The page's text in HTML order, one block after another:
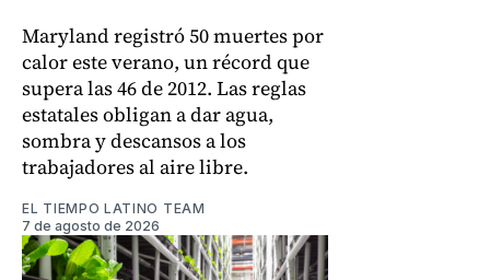
Maryland registró 50 muertes por
calor este verano, un récord que
supera las 46 de 2012. Las reglas
estatales obligan a dar agua,
sombra y descansos a los
trabajadores al aire libre.
EL TIEMPO LATINO TEAM
7 de agosto de 2026